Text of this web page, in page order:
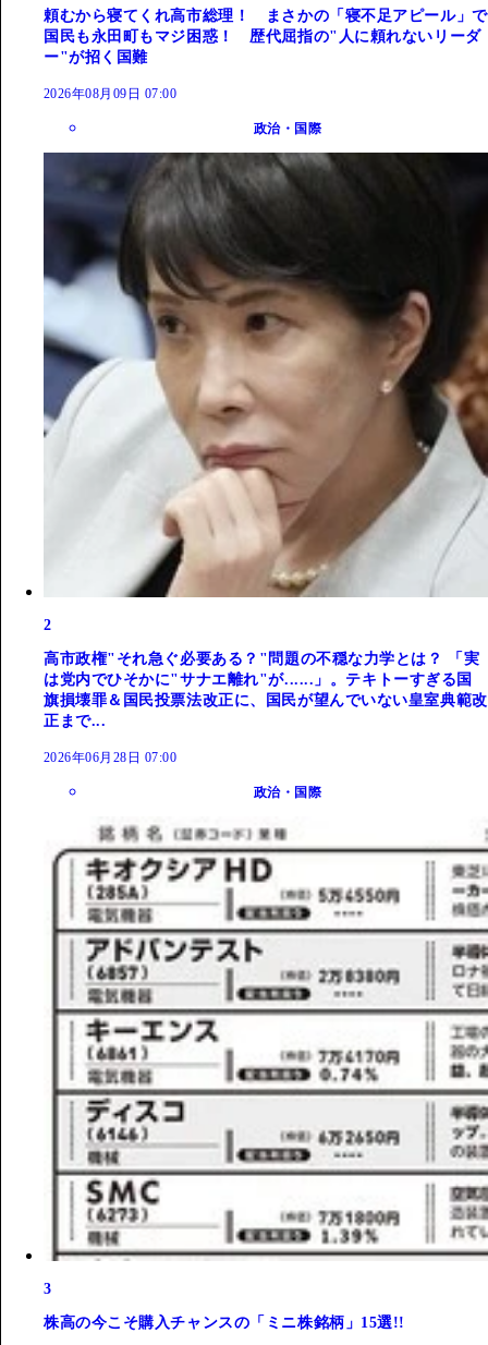
頼むから寝てくれ高市総理！ まさかの「寝不足アピール」で
国民も永田町もマジ困惑！ 歴代屈指の"人に頼れないリーダ
ー"が招く国難
2026年08月09日 07:00
政治・国際
2
高市政権"それ急ぐ必要ある？"問題の不穏な力学とは？ 「実
は党内でひそかに"サナエ離れ"が......」。テキトーすぎる国
旗損壊罪＆国民投票法改正に、国民が望んでいない皇室典範改
正まで...
2026年06月28日 07:00
政治・国際
3
株高の今こそ購入チャンスの「ミニ株銘柄」15選!!